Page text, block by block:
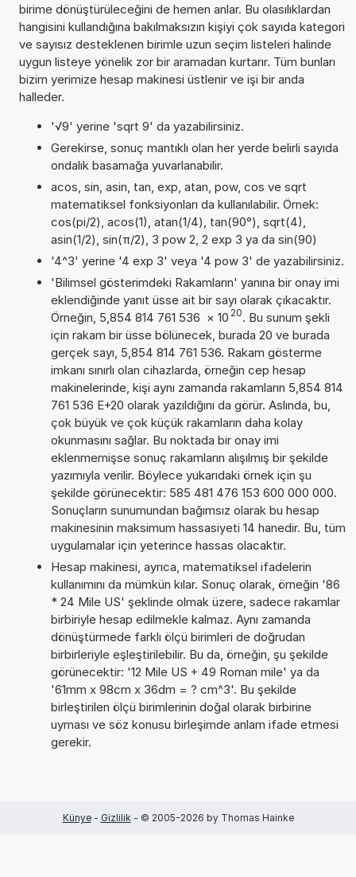
birime dönüştürüleceğini de hemen anlar. Bu olasılıklardan
hangisini kullandığına bakılmaksızın kişiyi çok sayıda kategori
ve sayısız desteklenen birimle uzun seçim listeleri halinde
uygun listeye yönelik zor bir aramadan kurtarır. Tüm bunları
bizim yerimize hesap makinesi üstlenir ve işi bir anda
halleder.
'√9' yerine 'sqrt 9' da yazabilirsiniz.
Gerekirse, sonuç mantıklı olan her yerde belirli sayıda
ondalık basamağa yuvarlanabilir.
acos, sin, asin, tan, exp, atan, pow, cos ve sqrt
matematiksel fonksiyonları da kullanılabilir. Örnek:
cos(pi/2), acos(1), atan(1/4), tan(90°), sqrt(4),
asin(1/2), sin(π/2), 3 pow 2, 2 exp 3 ya da sin(90)
'4^3' yerine '4 exp 3' veya '4 pow 3' de yazabilirsiniz.
'Bilimsel gösterimdeki Rakamların' yanına bir onay imi
eklendiğinde yanıt üsse ait bir sayı olarak çıkacaktır.
Örneğin, 5,854 814 761 536 × 10 20. Bu sunum şekli
için rakam bir üsse bölünecek, burada 20 ve burada
gerçek sayı, 5,854 814 761 536. Rakam gösterme
imkanı sınırlı olan cihazlarda, örneğin cep hesap
makinelerinde, kişi aynı zamanda rakamların 5,854 814
761 536 E+20 olarak yazıldığını da görür. Aslında, bu,
çok büyük ve çok küçük rakamların daha kolay
okunmasını sağlar. Bu noktada bir onay imi
eklenmemişse sonuç rakamların alışılmış bir şekilde
yazımıyla verilir. Böylece yukarıdaki örnek için şu
şekilde görünecektir: 585 481 476 153 600 000 000.
Sonuçların sunumundan bağımsız olarak bu hesap
makinesinin maksimum hassasiyeti 14 hanedir. Bu, tüm
uygulamalar için yeterince hassas olacaktır.
Hesap makinesi, ayrıca, matematiksel ifadelerin
kullanımını da mümkün kılar. Sonuç olarak, örneğin '86
* 24 Mile US' şeklinde olmak üzere, sadece rakamlar
birbiriyle hesap edilmekle kalmaz. Aynı zamanda
dönüştürmede farklı ölçü birimleri de doğrudan
birbirleriyle eşleştirilebilir. Bu da, örneğin, şu şekilde
görünecektir: '12 Mile US + 49 Roman mile' ya da
'61mm x 98cm x 36dm = ? cm^3'. Bu şekilde
birleştirilen ölçü birimlerinin doğal olarak birbirine
uyması ve söz konusu birleşimde anlam ifade etmesi
gerekir.
Künye- Gizlilik - © 2005-2026 by Thomas Hainke